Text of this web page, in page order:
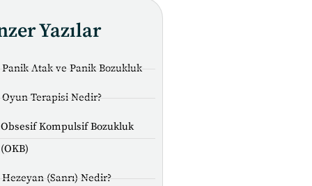
Yazılar
Panik Atak ve Panik Bozukluk
Oyun Terapisi Nedir?
Obsesif Kompulsif Bozukluk
(OKB)
Hezeyan (Sanrı) Nedir?